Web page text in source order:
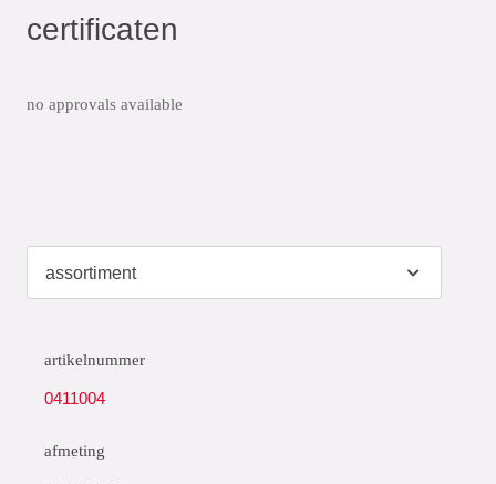
certificaten
no approvals available
artikelnummer
0411004
afmeting